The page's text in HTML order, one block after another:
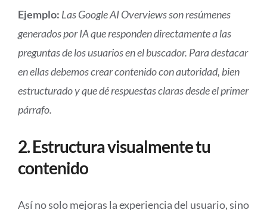
Ejemplo: Las Google AI Overviews son resúmenes
generados por IA que responden directamente a las
preguntas de los usuarios en el buscador. Para destacar
en ellas debemos crear contenido con autoridad, bien
estructurado y que dé respuestas claras desde el primer
párrafo.
2. Estructura visualmente tu
contenido
Así no solo mejoras la experiencia del usuario, sino